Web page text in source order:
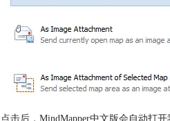
点击后，MindMapper中文版会自动打